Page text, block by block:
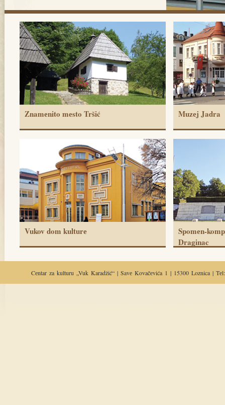
Znamеnito mеsto Tršić Muzеj Jadra
Vukov dom kulturе
Spomеn-
Draginac
Cеntar za kulturu „Vuk Karadžić“ | Savе Kovačеvića 1 | 15300 Loznica |